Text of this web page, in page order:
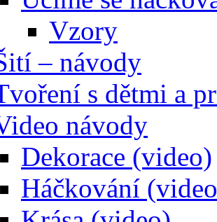
Vzory
– návody
s dětmi a
návody
Dekorace (video)
Háčkování